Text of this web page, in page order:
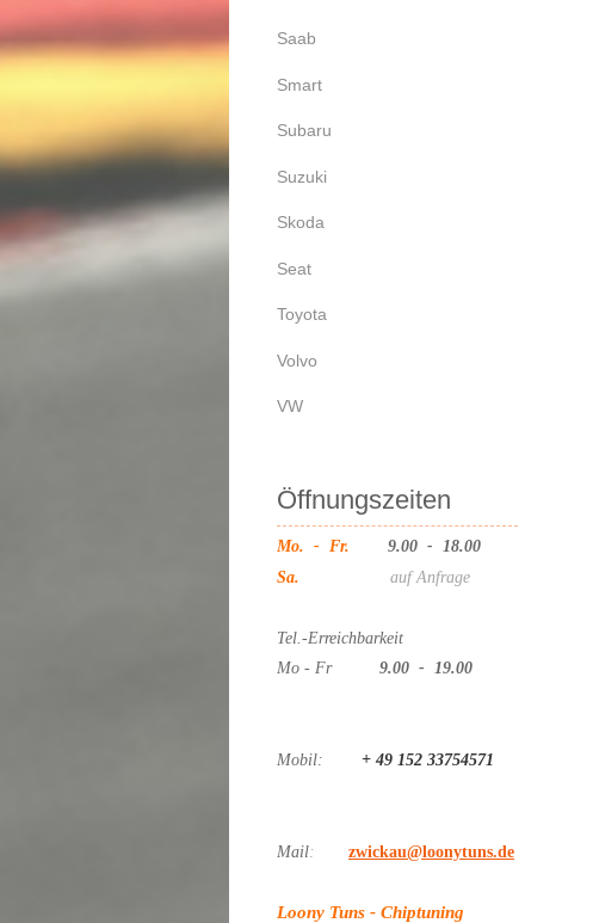
Saab
Smart
Subaru
Suzuki
Skoda
Seat
Toyota
Volvo
VW
Öffnungszeiten
Mo. - Fr.
9.00 - 18.00
Sa.
auf Anfrage
Tel.-Erreichbarkeit
Mo - Fr 9.00 - 19.00
Mobil: + 49 152 33754571
Mail: zwickau@loonytuns.de
Loony Tuns - Chiptuning